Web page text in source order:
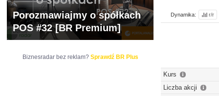
Dynamika: r/r
Kurs
Liczba akcji
Porozmawiajmy o spółkach
POS #32 [BR Premium]
Biznesradar bez reklam? Sprawdź BR Plus